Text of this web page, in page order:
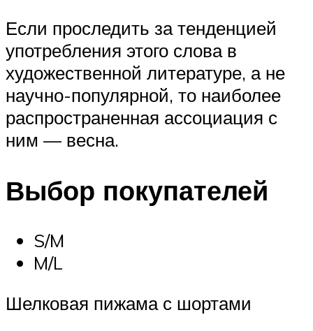
Если проследить за тенденцией
употребления этого слова в
художественной литературе, а не
научно-популярной, то наиболее
распространенная ассоциация с
ним — весна.
Выбор покупателей
S/M
M/L
Шелковая пижама с шортами